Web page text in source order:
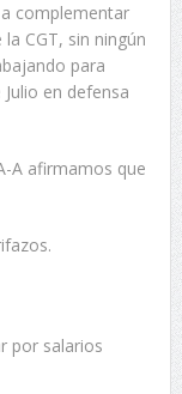
complementar
CGT, sin ningún
para
en defensa
A afirmamos que
por salarios